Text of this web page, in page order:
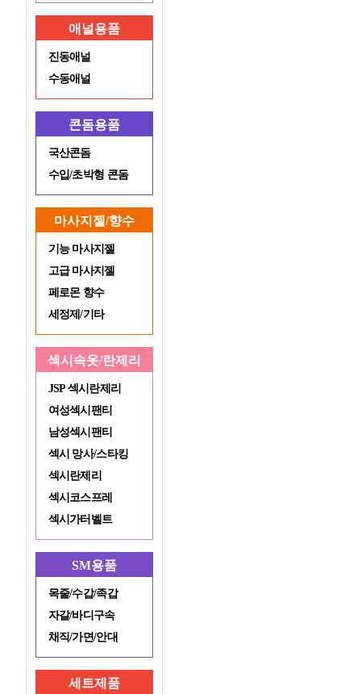
애널용품
진동애널
수동애널
콘돔용품
국산콘돔
수입/초박형 콘돔
마사지젤/향수
기능 마사지젤
고급 마사지젤
페로몬 향수
세정제/기타
섹시속옷/란제리
JSP 섹시란제리
여성섹시팬티
남성섹시팬티
섹시 망사/스타킹
섹시란제리
섹시코스프레
섹시가터벨트
SM용품
목줄/수갑/족갑
자갈/바디구속
채직/가면/안대
세트제품